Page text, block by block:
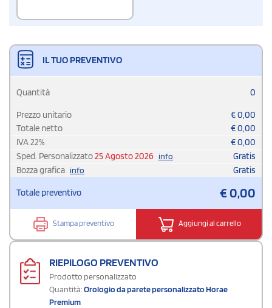
IL TUO PREVENTIVO
Quantità 0
Prezzo unitario €0,00
Totale netto
€0,00
IVA22% €0,00
Sped. Personalizzato25 Agosto 2026 info
Gratis
Bozza grafica info Gratis
Totale preventivo €0,00
Stampa preventivo Aggiungi al carrello
RIEPILOGO PREVENTIVO
Prodotto personalizzato
Quantità:Orologio da parete personalizzato Horae
Premium